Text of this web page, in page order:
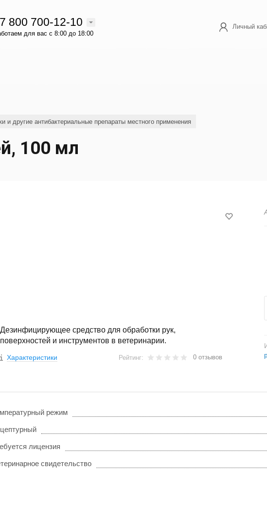
800 700-12-10
для вас с 8:00 до 18:00
Личный
и другие антибактериальные препараты местного применения
100 мл
Дезинфицирующее средство для обработки рук,
поверхностей и инструментов в ветеринарии.
Характеристики Рейтинг: 0 отзывов
режим
лицензия
свидетельство